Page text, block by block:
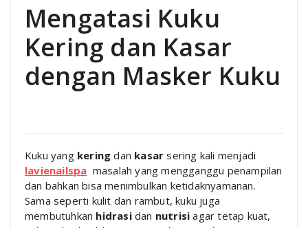
Mengatasi Kuku
Kering dan Kasar
dengan Masker Kuku
Kuku yang kering dan kasar sering kali menjadi
lavienailspa masalah yang mengganggu penampilan
dan bahkan bisa menimbulkan ketidaknyamanan.
Sama seperti kulit dan rambut, kuku juga
membutuhkan hidrasidan nutrisi agar tetap kuat,